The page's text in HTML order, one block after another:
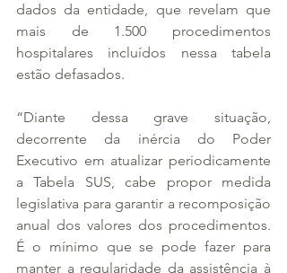
dados da entidade, que revelam que
mais de 1.500 procedimentos
hospitalares incluídos nessa tabela
estão defasados.
“Diante dessa grave situação,
decorrente da inércia do Poder
Executivo em atualizar periodicamente
a Tabela SUS, cabe propor medida
legislativa para garantir a recomposição
anual dos valores dos procedimentos.
É o mínimo que se pode fazer para
manter a regularidade da assistência à